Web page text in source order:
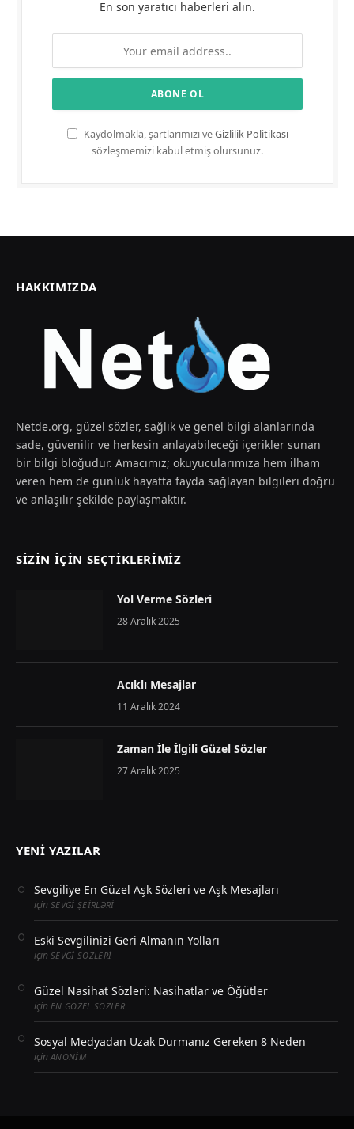
En son yaratıcı haberleri alın.
Kaydolmakla, şartlarımızı veGizlilik Politikası
sözleşmemizi kabul etmiş olursunuz.
HAKKIMIZDA
Netde.org, güzel sözler, sağlık ve genel bilgi alanlarında
sade, güvenilir ve herkesin anlayabileceği içerikler sunan
bir bilgi bloğudur. Amacımız; okuyucularımıza hem ilham
veren hem de günlük hayatta fayda sağlayan bilgileri doğru
ve anlaşılır şekilde paylaşmaktır.
SIZIN İÇIN SEÇTIKLERIMIZ
Yol Verme Sözleri
28 Aralık 2025
Acıklı Mesajlar
11 Aralık 2024
Zaman İle İlgili Güzel Sözler
27 Aralık 2025
YENI YAZILAR
Sevgiliye En Güzel Aşk Sözleri ve Aşk Mesajları
için SEVGI ŞEIRLƏRI
Eski Sevgilinizi Geri Almanın Yolları
için SEVGI SOZLERI
Güzel Nasihat Sözleri: Nasihatlar ve Öğütler
için EN GOZEL SOZLER
Sosyal Medyadan Uzak Durmanız Gereken 8 Neden
içinANONIM